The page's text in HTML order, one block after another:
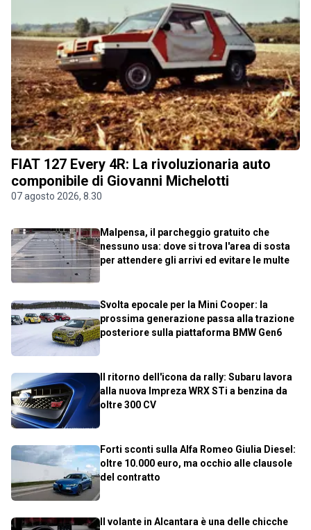
FIAT 127 Every 4R: La rivoluzionaria auto
componibile di Giovanni Michelotti
07 agosto 2026, 8.30
Malpensa, il parcheggio gratuito che
nessuno usa: dove si trova l'area di sosta
per attendere gli arrivi ed evitare le multe
Svolta epocale per la Mini Cooper: la
prossima generazione passa alla trazione
posteriore sulla piattaforma BMW Gen6
Il ritorno dell'icona da rally: Subaru lavora
alla nuova Impreza WRX STi a benzina da
oltre 300 CV
Forti sconti sulla Alfa Romeo Giulia Diesel:
oltre 10.000 euro, ma occhio alle clausole
del contratto
Il volante in Alcantara è una delle chicche